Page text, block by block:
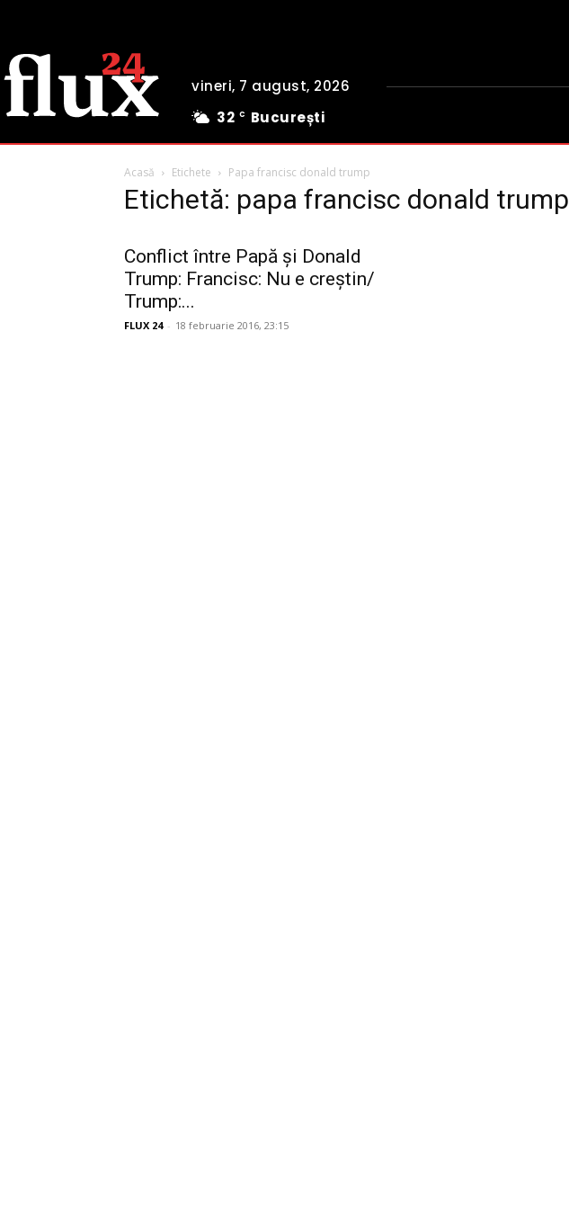
vineri, 7 august, 2026
32 C București
Acasă Etichete Papa francisc donald trump
Etichetă: papa francisc donald trump
Conflict între Papă și Donald
Trump: Francisc: Nu e creștin/
Trump:...
FLUX 24 - 18 februarie 2016, 23:15